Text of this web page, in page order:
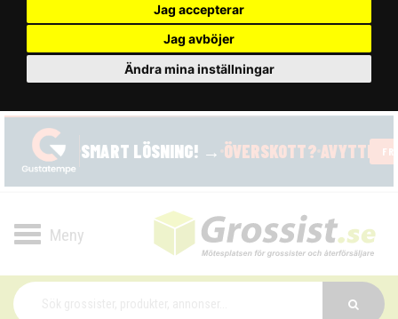
Jag accepterar
Jag avböjer
Ändra mina inställningar
Toggle